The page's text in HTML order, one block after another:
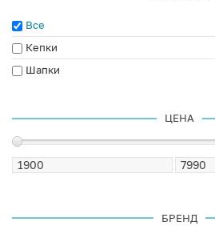
Все
Кепки
Шапки
ЦЕНА
БРЕНД